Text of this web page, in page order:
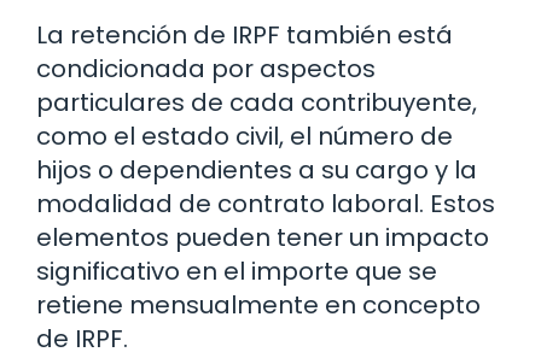
La retención de IRPF también está
condicionada por aspectos
particulares de cada contribuyente,
como el estado civil, el número de
hijos o dependientes a su cargo y la
modalidad de contrato laboral. Estos
elementos pueden tener un impacto
significativo en el importe que se
retiene mensualmente en concepto
de IRPF.